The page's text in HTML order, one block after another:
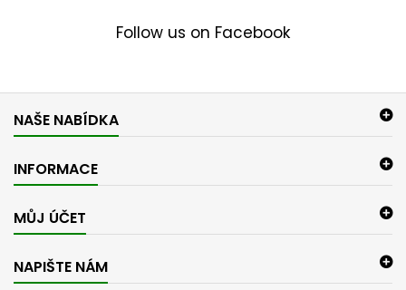
Follow us on Facebook
NAŠE NABÍDKA
INFORMACE
MŮJ ÚČET
NAPIŠTE NÁM